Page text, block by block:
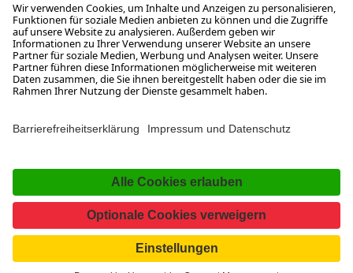
Infos zum Urlaub im SalzburgerLand
Veranstaltungen im SalzburgerLand
Aktuelle Urlaubsangebote
Newsroom
Presse